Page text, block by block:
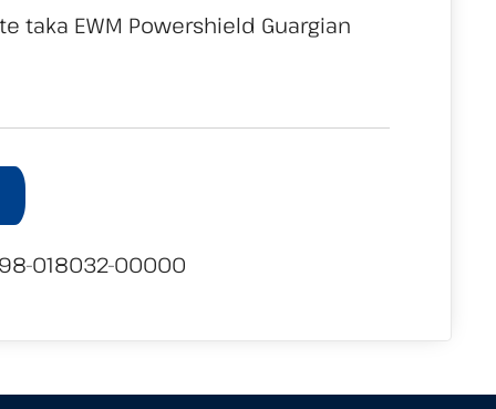
taka EWM Powershield Guargian
018032-00000